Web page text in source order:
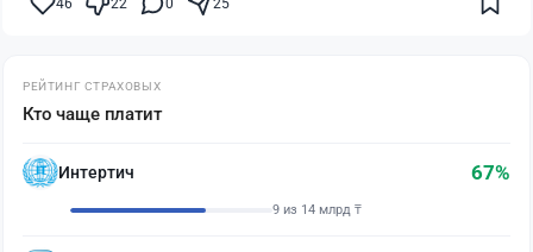
46 22 0 25
РЕЙТИНГ СТРАХОВЫХ
Кто чаще платит
Интертич 67%
9 из 14 млрд ₸